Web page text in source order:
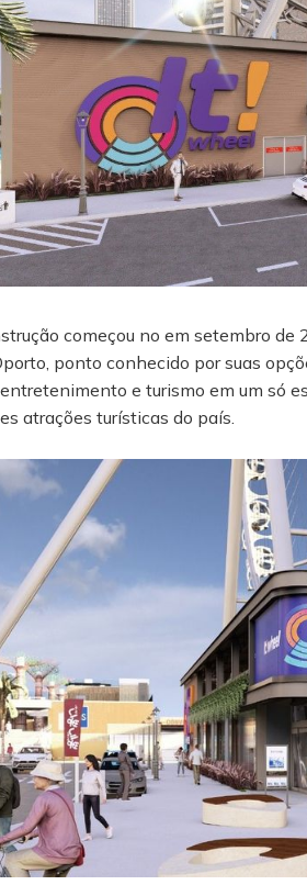
começou no em setembro de
ponto conhecido por suas
e turismo em um só
atrações turísticas do país.